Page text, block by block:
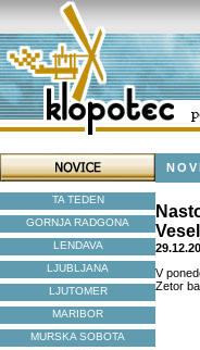
TA TEDEN
GORNJA RADGONA
LENDAVA
LJUBLJANA
LJUTOMER
MARIBOR
MURSKA SOBOTA
V
Zetor